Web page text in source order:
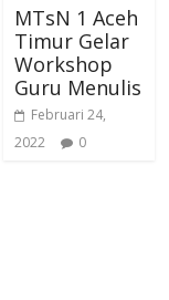
MTsN 1 Aceh
Timur Gelar
Workshop
Guru Menulis
Februari 24,
2022
0